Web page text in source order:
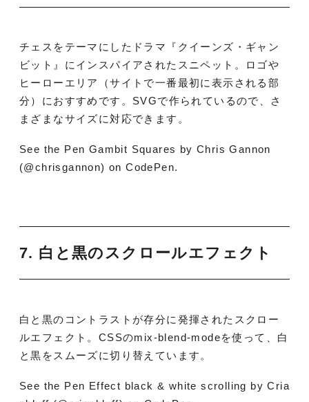
チェスをテーマにしたドラマ『クイーンズ・ギャン
ビット』にインスパイアされたスニペット。ロゴや
ヒーローエリア（サイトで一番最初に表示される部
分）におすすめです。SVGで作られているので、さ
まざまなサイズに対応できます。
See the Pen Gambit Squares by Chris Gannon
(@chrisgannon) on CodePen.
7. 白と黒のスクロールエフェクト
白と黒のコントラストが存分に発揮されたスクロー
ルエフェクト。CSSのmix-blend-modeを使って、白
と黒をスムーズに切り替えています。
See the Pen Effect black & white scrolling by Cria